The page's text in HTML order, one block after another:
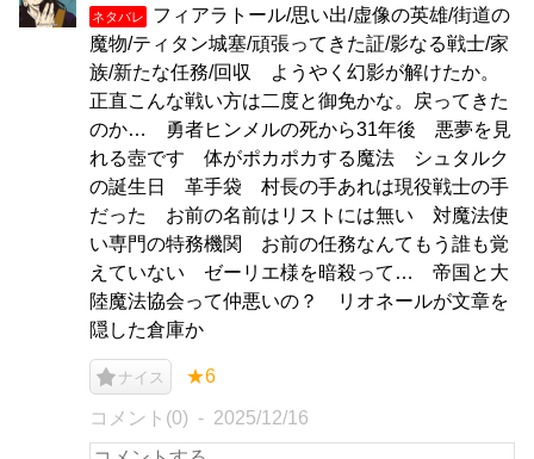
ネタバレ
フィアラトール/思い出/虚像の英雄/街道の
魔物/ティタン城塞/頑張ってきた証/影なる戦士/家
族/新たな任務/回収 ようやく幻影が解けたか。
正直こんな戦い方は二度と御免かな。戻ってきた
のか… 勇者ヒンメルの死から31年後 悪夢を見
れる壺です 体がポカポカする魔法 シュタルク
の誕生日 革手袋 村長の手あれは現役戦士の手
だった お前の名前はリストには無い 対魔法使
い専門の特務機関 お前の任務なんてもう誰も覚
えていない ゼーリエ様を暗殺って… 帝国と大
陸魔法協会って仲悪いの？ リオネールが文章を
隠した倉庫か
ナイス ★6
コメント(0) 2025/12/16